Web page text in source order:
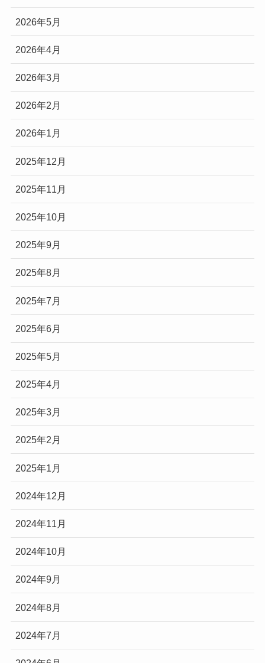
2026年5月
2026年4月
2026年3月
2026年2月
2026年1月
2025年12月
2025年11月
2025年10月
2025年9月
2025年8月
2025年7月
2025年6月
2025年5月
2025年4月
2025年3月
2025年2月
2025年1月
2024年12月
2024年11月
2024年10月
2024年9月
2024年8月
2024年7月